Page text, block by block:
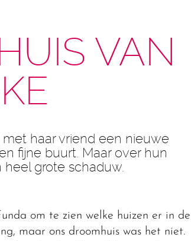
VAN
haar vriend een nieuwe
fijne buurt. Maar over hun
grote schaduw.
om te zien welke huizen er in de
maar ons droomhuis was het niet.